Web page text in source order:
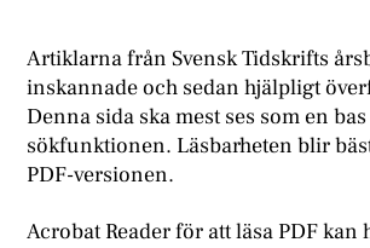
Artiklarna från Svensk Tidskrifts
inskannade och sedan hjälpligt
Denna sida ska mest ses som en
sökfunktionen. Läsbarheten blir
PDF-versionen.
Acrobat Reader för att läsa PDF kan